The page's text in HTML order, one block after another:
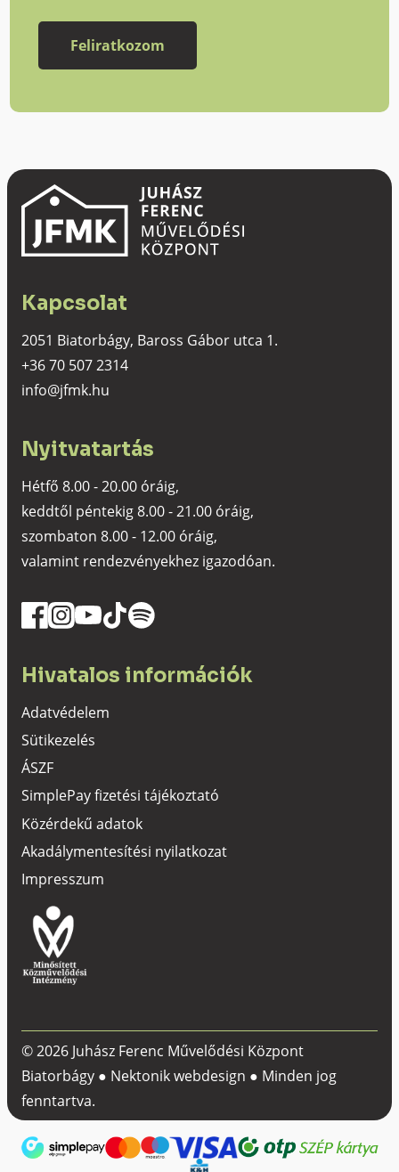
Kapcsolat
2051 Biatorbágy, Baross Gábor utca 1.
+36 70 507 2314
info@jfmk.hu
Nyitvatartás
Hétfő 8.00 - 20.00 óráig,
keddtől péntekig 8.00 - 21.00 óráig,
szombaton 8.00 - 12.00 óráig,
valamint rendezvényekhez igazodóan.
Hivatalos információk
Adatvédelem
Sütikezelés
ÁSZF
SimplePay fizetési tájékoztató
Közérdekű adatok
Akadálymentesítési nyilatkozat
Impresszum
© 2026 Juhász Ferenc Művelődési Központ
Biatorbágy ● Nektonik webdesign ● Minden jog
fenntartva.